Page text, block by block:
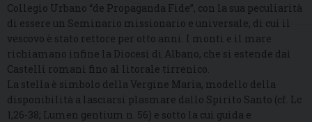
Collegio Urbano “de Propaganda Fide”, con la sua peculiarità
di essere un Seminario missionario e universale, di cui il
vescovo è stato rettore per otto anni. I monti e il mare
richiamano infine la Diocesi di Albano, che si estende dai
Castelli romani fino al litorale tirrenico.
La stella è simbolo della Vergine Maria, modello della
disponibilità a lasciarsi plasmare dallo Spirito Santo (cf. Lc
1,26-38; Lumen gentium n. 56) e sotto la cui guida e